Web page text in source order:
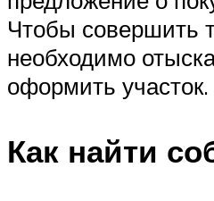
Чтобы совершить
необходимо
оформить участок.
Как найти